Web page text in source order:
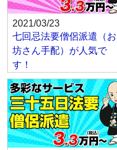
2021/03/23
七回忌法要僧侶派遣（お
坊さん手配）が人気で
す！